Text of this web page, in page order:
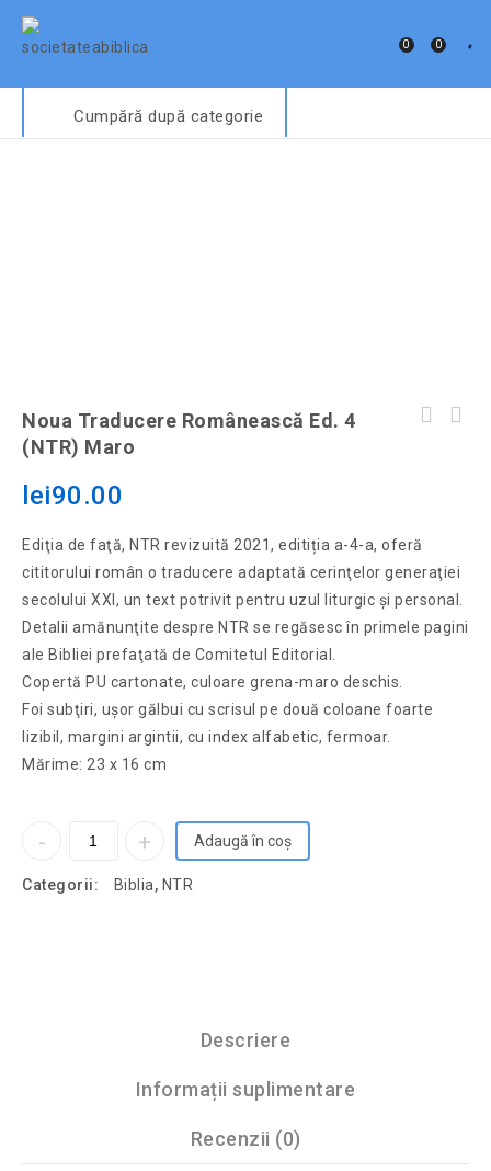
0 0
Cumpără după categorie
Noua Traducere Românească Ed. 4
(NTR) Maro
lei90.00
Ediţia de faţă, NTR revizuită 2021, editiția a-4-a, oferă
cititorului român o traducere adaptată cerinţelor generaţiei
secolului XXI, un text potrivit pentru uzul liturgic şi personal.
Detalii amănunţite despre NTR se regăsesc în primele pagini
ale Bibliei prefaţată de Comitetul Editorial.
Copertă PU cartonate, culoare grena-maro deschis.
Foi subţiri, uşor gălbui cu scrisul pe două coloane foarte
lizibil, margini argintii, cu index alfabetic, fermoar.
Mărime: 23 x 16 cm
Adaugă în coș
Categorii: Biblia, NTR
Descriere
Informații suplimentare
Recenzii (0)